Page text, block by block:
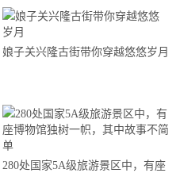
娘子关兴隆古街带你穿越悠悠岁月
280处国家5A级旅游景区中，有座